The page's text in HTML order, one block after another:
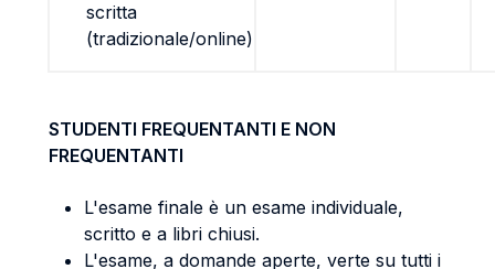
scritta
(tradizionale/online)
STUDENTI FREQUENTANTI E NON
FREQUENTANTI
L'esame finale è un esame individuale,
scritto e a libri chiusi.
L'esame, a domande aperte, verte su tutti i